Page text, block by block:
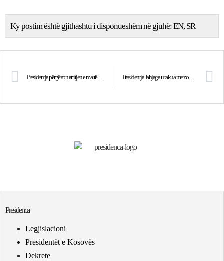
Ky postim është gjithashtu i disponueshëm në gjuhë:EN SR
Presidentja përgëzon arritjen e marrëveshjes në Bruksel Presidentja Jahjaga u takua me zonjën Madeleine Albright
Presidenca
Legjislacioni
Presidentët e Kosovës
Dekrete